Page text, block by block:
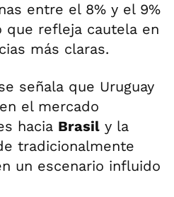
entre el 8% y el 9%
que refleja cautela en
más claras.
señala que Uruguay
el mercado
hacia Brasil y la
tradicionalmente
un escenario influido